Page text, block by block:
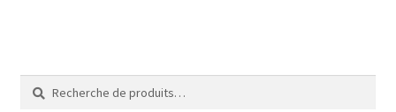
Recherche
pour :
Recherche